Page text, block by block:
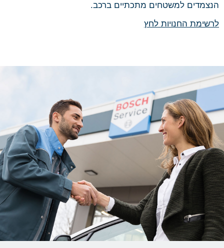
הנצמדים למשטחים מתכתיים ברכב.
לרשימת החנויות לחץ